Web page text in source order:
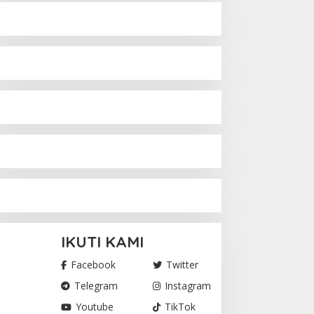
IKUTI KAMI
Facebook
Twitter
Telegram
Instagram
Youtube
TikTok